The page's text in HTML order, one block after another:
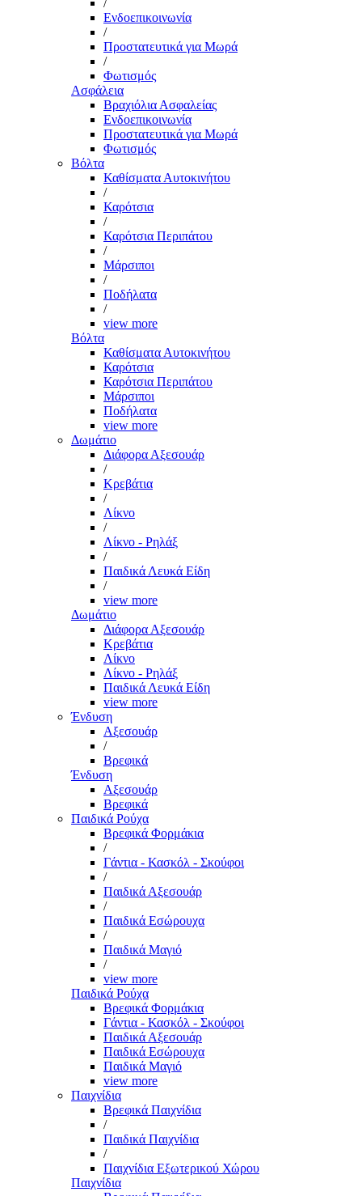
/
Ενδοεπικοινωνία
/
Προστατευτικά για Μωρά
/
Φωτισμός
Ασφάλεια
Βραχιόλια Ασφαλείας
Ενδοεπικοινωνία
Προστατευτικά για Μωρά
Φωτισμός
Βόλτα
Καθίσματα Αυτοκινήτου
/
Καρότσια
/
Καρότσια Περιπάτου
/
Μάρσιποι
/
Ποδήλατα
/
view more
Βόλτα
Καθίσματα Αυτοκινήτου
Καρότσια
Καρότσια Περιπάτου
Μάρσιποι
Ποδήλατα
view more
Δωμάτιο
Διάφορα Αξεσουάρ
/
Κρεβάτια
/
Λίκνο
/
Λίκνο - Ρηλάξ
/
Παιδικά Λευκά Είδη
/
view more
Δωμάτιο
Διάφορα Αξεσουάρ
Κρεβάτια
Λίκνο
Λίκνο - Ρηλάξ
Παιδικά Λευκά Είδη
view more
Ένδυση
Αξεσουάρ
/
Βρεφικά
Ένδυση
Αξεσουάρ
Βρεφικά
Παιδικά Ρούχα
Βρεφικά Φορμάκια
/
Γάντια - Κασκόλ - Σκούφοι
/
Παιδικά Αξεσουάρ
/
Παιδικά Εσώρουχα
/
Παιδικά Μαγιό
/
view more
Παιδικά Ρούχα
Βρεφικά Φορμάκια
Γάντια - Κασκόλ - Σκούφοι
Παιδικά Αξεσουάρ
Παιδικά Εσώρουχα
Παιδικά Μαγιό
view more
Παιχνίδια
Βρεφικά Παιχνίδια
/
Παιδικά Παιχνίδια
/
Παιχνίδια Εξωτερικού Χώρου
Παιχνίδια